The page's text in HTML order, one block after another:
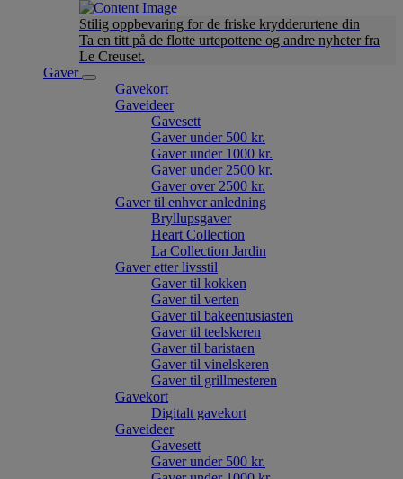
Stilig oppbevaring for de friske krydderurtene din
Ta en titt på de flotte urtepottene og andre nyheter fra
Le Creuset.
Gaver
Gavekort
Gaveideer
Gavesett
Gaver under 500 kr.
Gaver under 1000 kr.
Gaver under 2500 kr.
Gaver over 2500 kr.
Gaver til enhver anledning
Bryllupsgaver
Heart Collection
La Collection Jardin
Gaver etter livsstil
Gaver til kokken
Gaver til verten
Gaver til bakeentusiasten
Gaver til teelskeren
Gaver til baristaen
Gaver til vinelskeren
Gaver til grillmesteren
Gavekort
Digitalt gavekort
Gaveideer
Gavesett
Gaver under 500 kr.